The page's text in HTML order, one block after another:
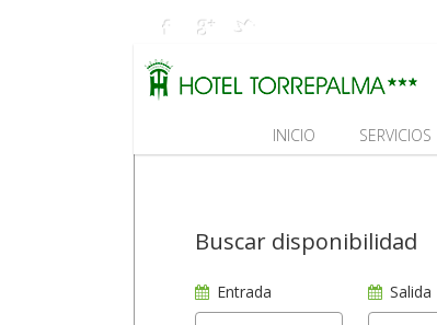
INICIO SERVICIOS
Buscar disponibilidad
Entrada Salida